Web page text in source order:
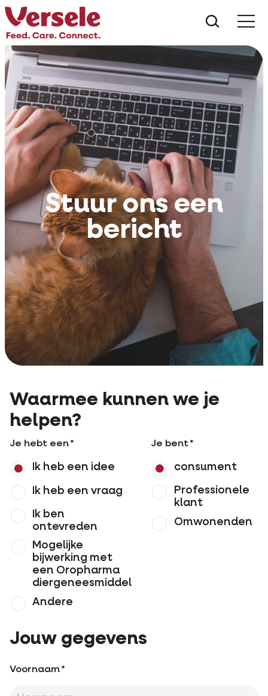
Stuur ons een
bericht
Waarmee kunnen we je
helpen?
Je hebt een
Ik heb een idee
Ik heb een vraag
Ik ben
ontevreden
Mogelijke
bijwerking met
een Oropharma
diergeneesmiddel
Andere
Je bent
consument
Professionele
klant
Omwonenden
Jouw gegevens
Voornaam